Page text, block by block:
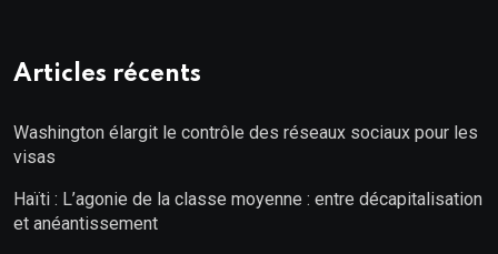
Articles récents
Washington élargit le contrôle des réseaux sociaux pour les
visas
Haïti : L’agonie de la classe moyenne : entre décapitalisation
et anéantissement